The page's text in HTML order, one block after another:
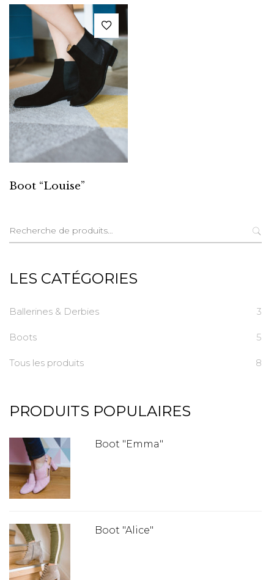
Boot “Louise”
Recherche
LES CATÉGORIES
Ballerines & Derbies 3
Boots 5
Tous les produits 8
PRODUITS POPULAIRES
Boot "Emma"
Boot "Alice"